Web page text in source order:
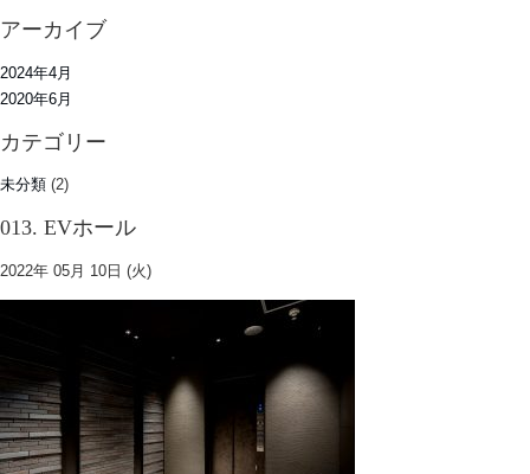
アーカイブ
2024年4月
2020年6月
カテゴリー
未分類 (2)
013. EVホール
2022年 05月 10日 (火)